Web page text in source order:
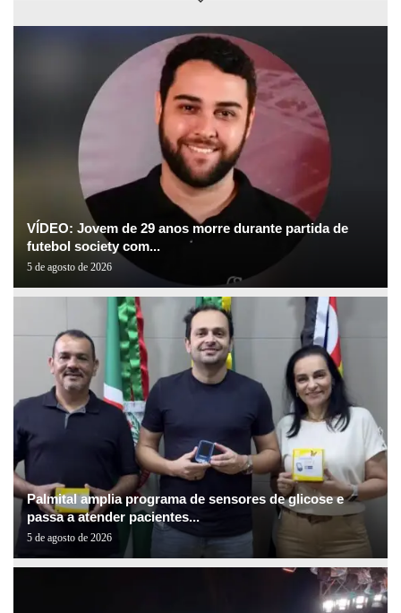
VÍDEO: Jovem de 29 anos morre durante partida de
futebol society com...
5 de agosto de 2026
Palmital amplia programa de sensores de glicose e
passa a atender pacientes...
5 de agosto de 2026